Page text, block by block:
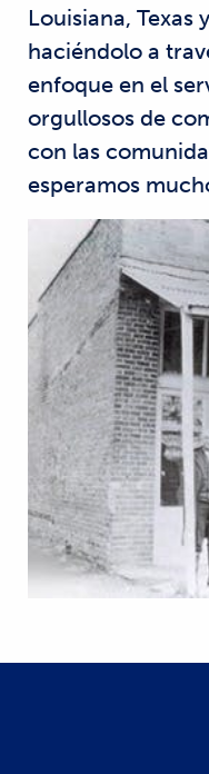
Louisiana, Texas
haciéndolo a
enfoque en el
orgullosos de
con las
esperamos